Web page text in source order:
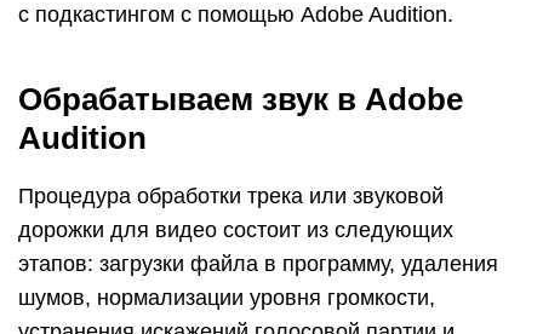
с подкастингом с помощью Adobe Audition.
Обрабатываем звук в Adobe
Audition
Процедура обработки трека или звуковой
дорожки для видео состоит из следующих
этапов: загрузки файла в программу, удаления
шумов, нормализации уровня громкости,